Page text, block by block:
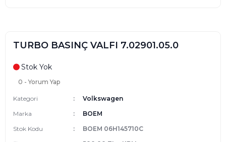
TURBO BASINÇ VALFI 7.02901.05.0
Stok Yok
0 - Yorum Yap
Kategori
Volkswagen
Marka
BOEM
Stok Kodu
BOEM 06H145710C